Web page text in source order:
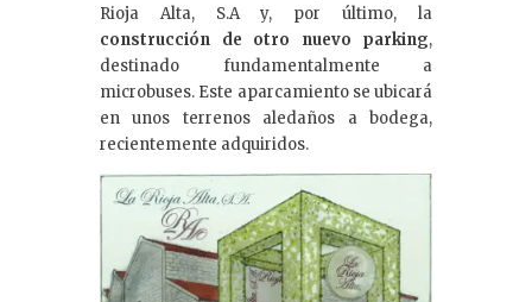
Rioja Alta, S.A y, por último, la
construcción de otro nuevo parking,
destinado fundamentalmente a
microbuses. Este aparcamiento se ubicará
en unos terrenos aledaños a bodega,
recientemente adquiridos.